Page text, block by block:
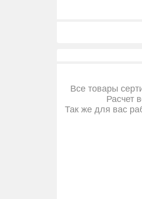
Все товары
Расчет
Так же для вас